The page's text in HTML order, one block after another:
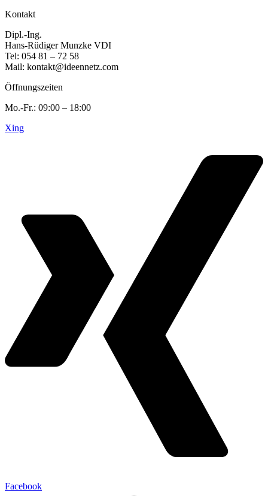
Kontakt
Dipl.-Ing.
Hans-Rüdiger Munzke VDI
Tel: 054 81 – 72 58
Mail: kontakt@ideennetz.com
Öffnungszeiten
Mo.-Fr.: 09:00 – 18:00
Xing
Facebook